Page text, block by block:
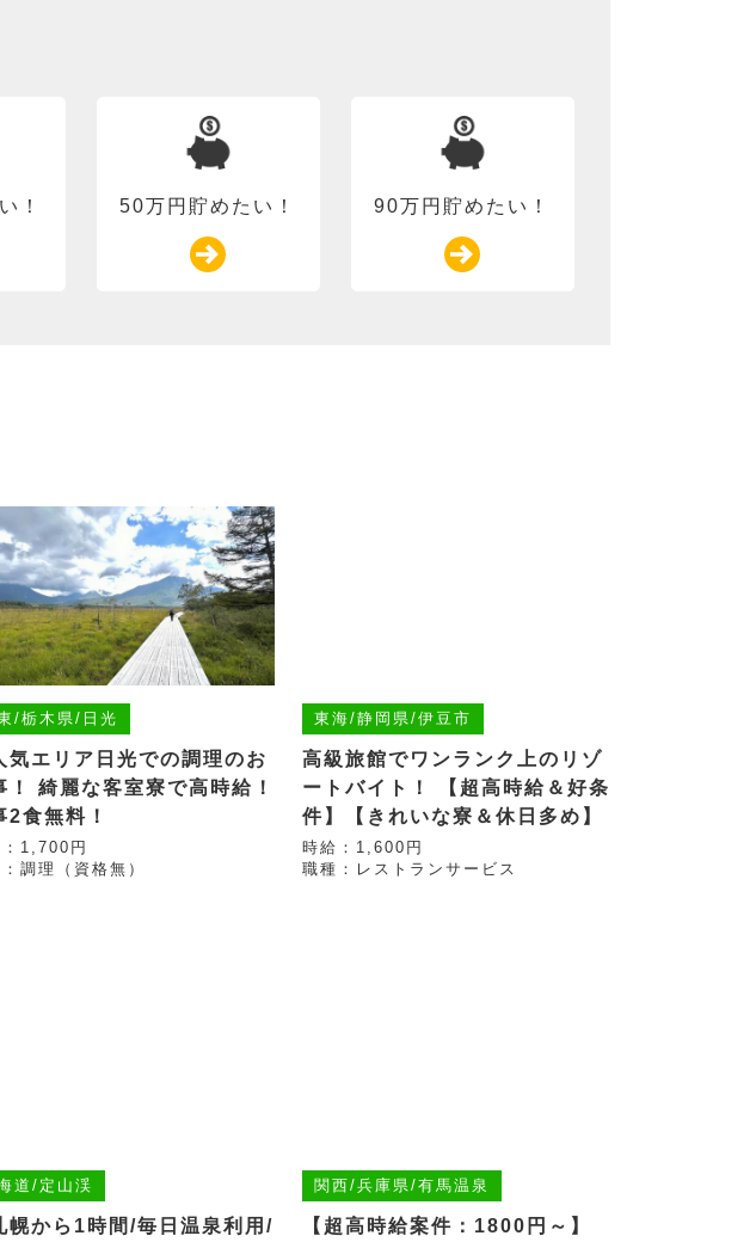
！ 50万円貯めたい！ 90万円貯めたい！
/栃木県/日光
気エリア日光での調理のお
！ 綺麗な客室寮で高時給！
2食無料！
1,700円
調理（資格無）
東海/静岡県/伊豆市
高級旅館でワンランク上のリゾ
ートバイト！ 【超高時給＆好条
件】【きれいな寮＆休日多め】
時給：1,600円
職種：レストランサービス
道/定山渓
幌から1時間/毎日温泉利用/
関西/兵庫県/有馬温泉
【超高時給案件：1800円～】